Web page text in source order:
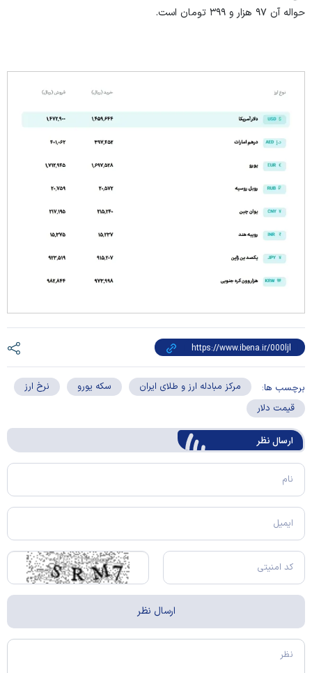
حواله آن ۹۷ هزار و ۳۹۹ تومان است.
برچسب ها: مرکز مبادله ارز و طلای ایران سکه یورو
نرخ ارز
قیمت دلار
ارسال‌ نظر